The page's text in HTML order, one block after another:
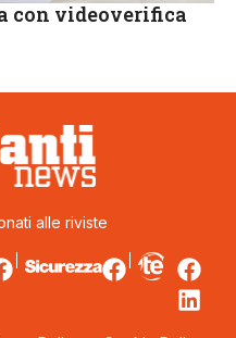
con videoverifica
alle riviste